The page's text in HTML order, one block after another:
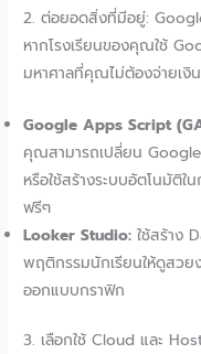
2. ต่อยอดสิ่งที่มีอยู่:
หากโรงเรียนของคุณใช้
มหาศาลที่คุณไม่ต้องจ่ายเงิ
Google Apps Script
คุณสามารถเปลี่ยน
หรือใช้สร้างระบบอัตโนมัติใ
ฟรีๆ
Looker Studio: ใช้สร้าง
พฤติกรรมนักเรียนให้ดูสวย
ออกแบบกราฟิก
3. เลือกใช้ Cloud และ